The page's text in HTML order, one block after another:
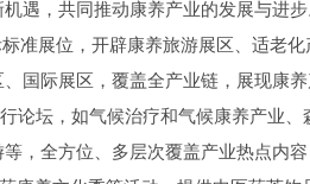
遇，共同推动康养产业的发展与进步
准展位，开辟康养旅游展区、适老
国际展区，覆盖全产业链，展现康养
论坛，如气候治疗和气候康养产业
，全方位、多层次覆盖产业热点内